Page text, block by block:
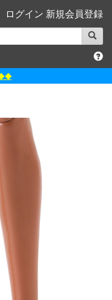
ログイン 新規会員登録
◆◆
市場店
X
）